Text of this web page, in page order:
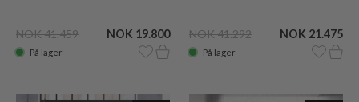
NOK 41.459 NOK 19.800
På lager
NOK 41.292 NOK 21.475
På lager